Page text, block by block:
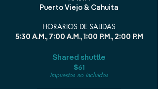
Puerto Viejo & Cahuita
HORARIOS DE SALIDAS
5:30 A.M., 7:00 A.M., 1:00 P.M., 2:00 P.M
Shared shuttle
$61
Impuestos no incluidos